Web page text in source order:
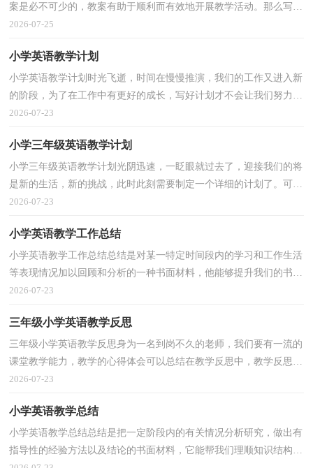
案是必不可少的，教案有助于顺利而有效地开展教学活动。那么写教
案需要注意哪些问题呢？下面是小编精心整理的幼儿...
2026-07-25
小学英语教学计划
小学英语教学计划时光飞逝，时间在慢慢推演，我们的工作又进入新
的阶段，为了在工作中有更好的成长，写好计划才不会让我们努力的
时候迷失方向哦。相信大家又在为写计划犯愁了吧？以下...
2026-07-23
小学三年级英语教学计划
小学三年级英语教学计划光阴迅速，一眨眼就过去了，迎接我们的将
是新的生活，新的挑战，此时此刻需要制定一个详细的计划了。可是
到底什么样的计划才是适合自己的呢？下面是小编整理的...
2026-07-23
小学英语教学工作总结
小学英语教学工作总结总结是对某一特定时间段内的学习和工作生活
等表现情况加以回顾和分析的一种书面材料，他能够提升我们的书面
表达能力，为此我们要做好回顾，写好总结。总结你...
2026-07-23
三年级小学英语教学反思
三年级小学英语教学反思身为一名到岗不久的老师，我们要有一流的
课堂教学能力，教学的心得体会可以总结在教学反思中，教学反思应
该怎么写才好呢？下面是小编收集整理的三年级小学英...
2026-07-23
小学英语教学总结
小学英语教学总结总结是把一定阶段内的有关情况分析研究，做出有
指导性的经验方法以及结论的书面材料，它能帮我们理顺知识结构，